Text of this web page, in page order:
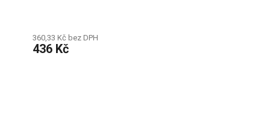
360,33 Kč bez DPH
436 Kč